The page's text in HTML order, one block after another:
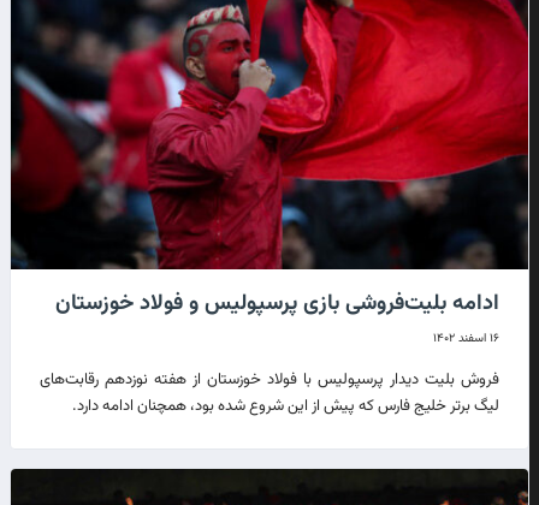
ادامه بلیت‌فروشی بازی پرسپولیس و فولاد خوزستان
۱۶ اسفند ۱۴۰۲
فروش بلیت دیدار پرسپولیس با فولاد خوزستان از هفته نوزدهم رقابت‌های
لیگ برتر خلیج فارس که پیش از این شروع شده بود، همچنان ادامه دارد.